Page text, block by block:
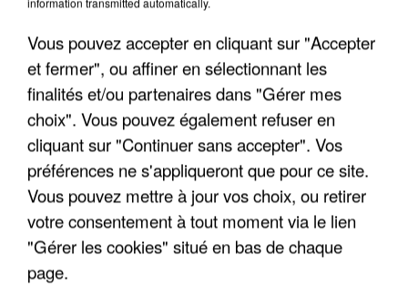
INTERPELLÉ EN ALGÉRIE
Vous pouvez accepter en cliquant sur "Accepter
et fermer", ou affiner en sélectionnant les
finalités et/ou partenaires dans "Gérer mes
choix". Vous pouvez également refuser en
cliquant sur "Continuer sans accepter". Vos
préférences ne s'appliqueront que pour ce site.
Vous pouvez mettre à jour vos choix, ou retirer
votre consentement à tout moment via le lien
"Gérer les cookies" situé en bas de chaque
page.